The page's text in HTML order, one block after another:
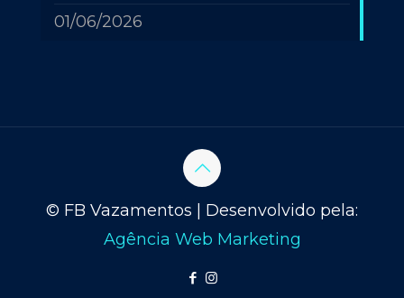
01/06/2026
© FB Vazamentos | Desenvolvido pela:
Agência Web Marketing